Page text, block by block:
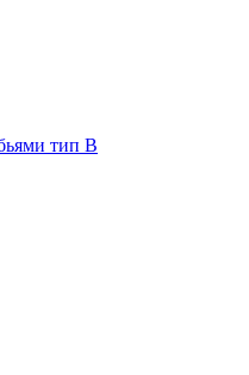
тип B